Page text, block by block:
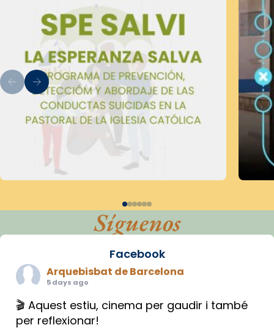
Síguenos
Facebook
Arquebisbat de Barcelona
5 days ago
🎬 Aquest estiu, cinema per gaudir i també
per reflexionar!